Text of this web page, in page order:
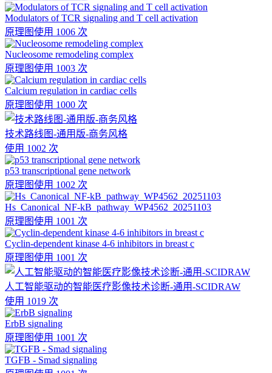
Modulators of TCR signaling and T cell activation
原理图使用 1006 次
Nucleosome remodeling complex
原理图使用 1003 次
Calcium regulation in cardiac cells
原理图使用 1000 次
技术路线图-通用版-商务风格
使用 1002 次
p53 transcriptional gene network
原理图使用 1002 次
Hs_Canonical_NF-kB_pathway_WP4562_20251103
原理图使用 1001 次
Cyclin-dependent kinase 4-6 inhibitors in breast c
原理图使用 1001 次
人工智能驱动的智能医疗影像技术诊断-通用-SCIDRAW
使用 1019 次
ErbB signaling
原理图使用 1001 次
TGFB - Smad signaling